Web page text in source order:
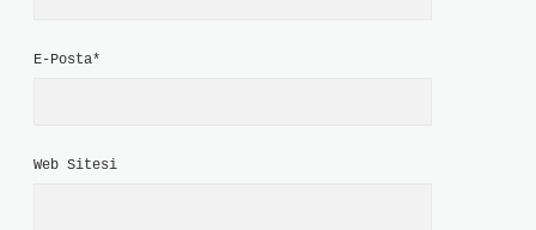
E-Posta*
Web Sitesi